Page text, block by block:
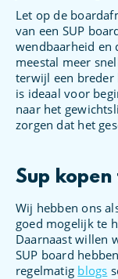
Let op de
van een SUP
wendbaarheid en
meestal meer
terwijl een
is ideaal voor
naar het
zorgen dat het
Sup
Wij hebben ons
goed mogelijk te
Daarnaast willen
SUP board
regelmatig blogs